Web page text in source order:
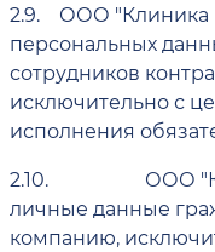
2.9.
ООО "Клиника
персональных
сотрудников
исключительно с
исполнения
2.10.
ООО
личные данные
компанию,